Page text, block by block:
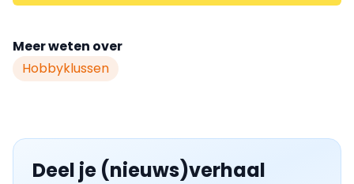
Meer weten over
Hobbyklussen
Deel je (nieuws)verhaal